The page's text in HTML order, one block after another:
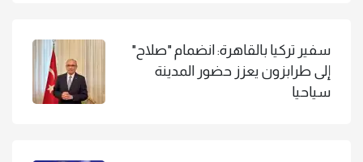
سفير تركيا بالقاهرة: انضمام "صلاح"
إلى طرابزون يعزز حضور المدينة
سياحيا